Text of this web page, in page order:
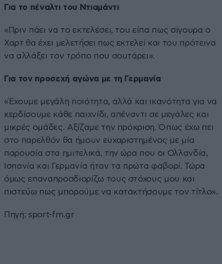
Για το πέναλτι του Ντιαμάντι
«Πριν πάει να το εκτελέσει, του είπα πως σίγουρα ο
Χαρτ θα έχει μελετήσει πως εκτελεί και του πρότεινα
να αλλάξει τον τρόπο που σουτάρει».
Για τον προσεχή αγώνα με τη Γερμανία
«Έχουμε μεγάλη ποιότητα, αλλά και ικανότητα για να
κερδίσουμε κάθε παιχνίδι, απέναντι σε μεγάλες και
μικρές ομάδες. Αξίζαμε την πρόκριση. Όπως έχω πει
στο παρελθόν θα ήμουν ευχαριστημένος με μία
παρουσία στα ημιτελικά, την ώρα που οι Ολλανδία,
Ισπανία και Γερμανία ήταν τα πρώτα φαβορί. Τώρα
όμως επαναπροσδιορίζω τους στόχους μου και
πιστεύω πως μπορούμε να κατακτήσουμε τον τίτλο».
Πηγή: sport-fm.gr